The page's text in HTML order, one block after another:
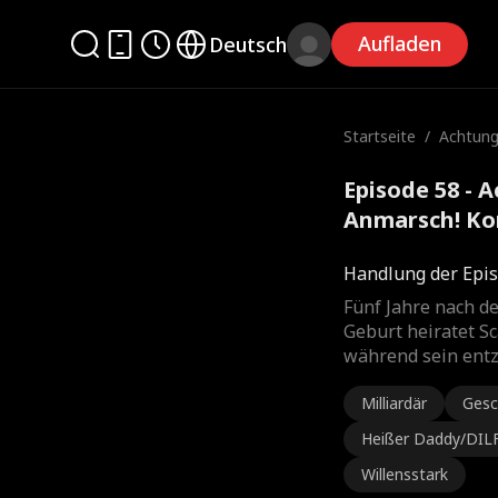
Deutsch Aufladen
Startseite /
Episode 58 -
Anmarsch!
Handlung der
Fünf Jahre nach
Geburt heiratet
während sein
Milliardär
Heißer Daddy/
Willensstark